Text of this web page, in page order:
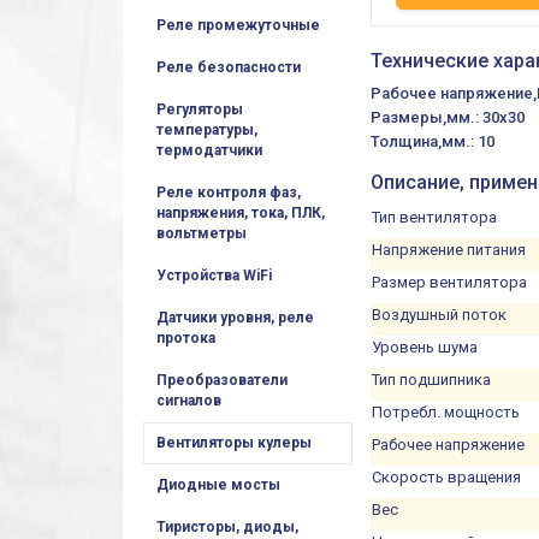
Реле промежуточные
Реле безопасности
Регуляторы
температуры,
термодатчики
Реле контроля фаз,
напряжения, тока, ПЛК,
вольтметры
Устройства WiFi
Датчики уровня, реле
протока
Преобразователи
сигналов
Вентиляторы кулеры
Диодные мосты
Тиристоры, диоды,
Технические
Рабочее
Размеры,мм.: 30x30
Толщина,мм.: 10
Описание,
Тип вентилятора
Напряжение питания
Размер вентилятора
Воздушный поток
Уровень шума
Тип подшипника
Потребл. мощность
Рабочее напряжение
Скорость вращения
Вес